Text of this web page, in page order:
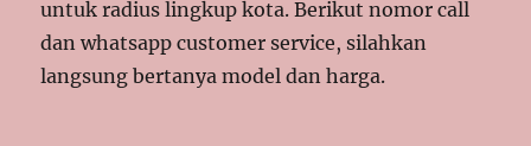
untuk radius lingkup kota. Berikut nomor call
dan whatsapp customer service, silahkan
langsung bertanya model dan harga.